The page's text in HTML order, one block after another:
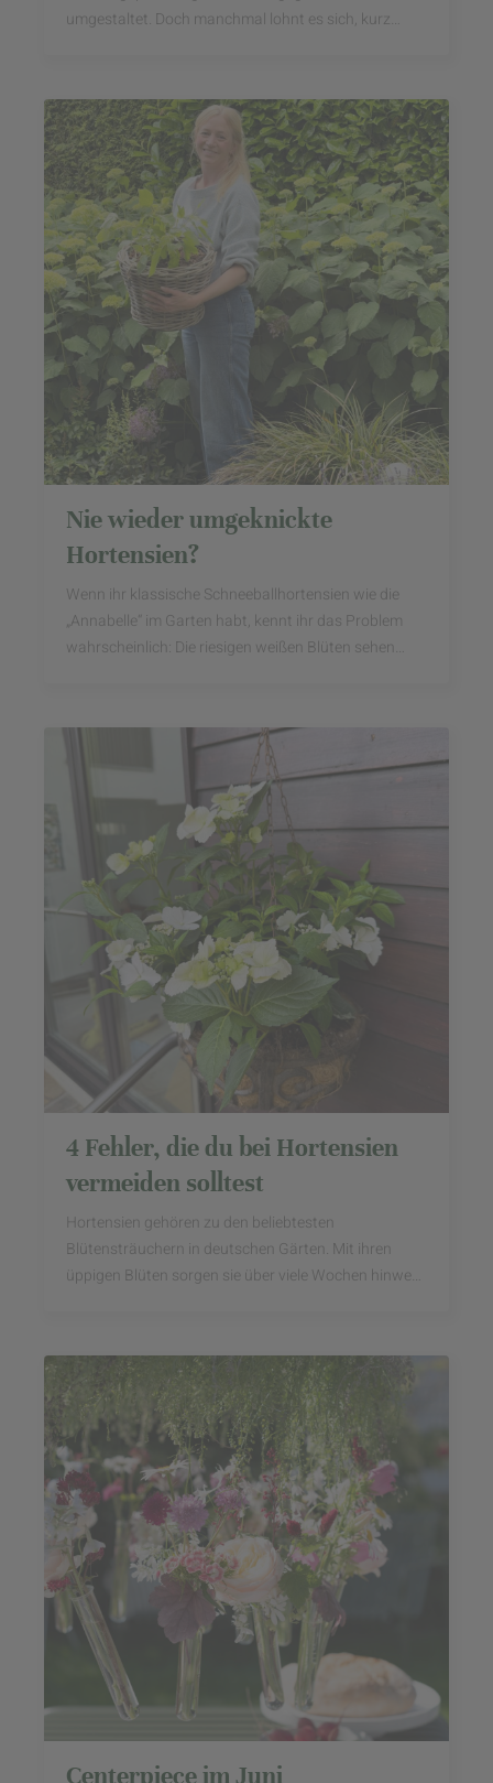
umgestaltet. Doch manchmal lohnt es sich, kurz
Nie wieder umgeknickte
Hortensien?
Wenn ihr klassische Schneeballhortensien wie die
„Annabelle“ im Garten habt, kennt ihr das Problem
wahrscheinlich: Die riesigen weißen Blüten sehen
4 Fehler, die du bei Hortensien
vermeiden solltest
Hortensien gehören zu den beliebtesten
Blütensträuchern in deutschen Gärten. Mit ihren
üppigen Blüten sorgen sie über viele Wochen hinweg
Centerpiece im Juni